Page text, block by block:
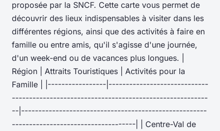
proposée par la SNCF. Cette carte vous permet de
découvrir des lieux indispensables à visiter dans les
différentes régions, ainsi que des activités à faire en
famille ou entre amis, qu'il s'agisse d'une journée,
d'un week-end ou de vacances plus longues. |
Région | Attraits Touristiques | Activités pour la
Famille | |-----------------|-----------------------------
---------------------------------------------------------
--|------------------------------------------------------
------------------------------------| | Centre-Val de